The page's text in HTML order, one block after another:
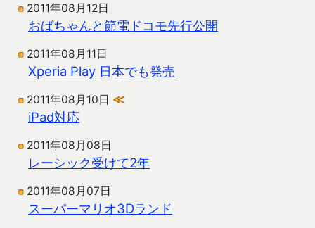
2011年08月12日
おばちゃんと節電ドコモ先行公開
2011年08月11日
Xperia Play 日本でも発売
2011年08月10日 ≪
iPad対応
2011年08月08日
レーシック受けて2年
2011年08月07日
スーパーマリオ3Dランド